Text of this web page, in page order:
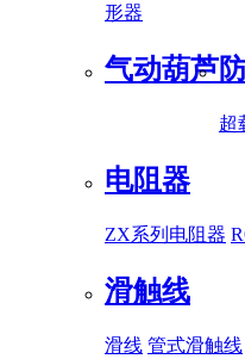
形器
气动葫芦
超
电阻器
ZX系列电阻器
滑触线
滑线 管式滑触线